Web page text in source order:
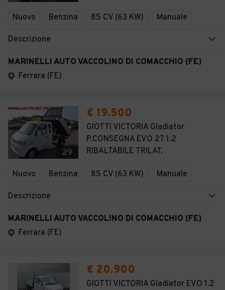
Nuovo Benzina 85 CV (63 KW) Manuale
Descrizione
MARINELLI AUTO VACCOLINO DI COMACCHIO (FE)
Ferrara (FE)
29
€ 19.500
GIOTTI VICTORIA Gladiator
P.CONSEGNA EVO 27 1.2
RIBALTABILE TRILAT.
Nuovo Benzina 85 CV (63 KW) Manuale
Descrizione
MARINELLI AUTO VACCOLINO DI COMACCHIO (FE)
Ferrara (FE)
€ 20.900
GIOTTI VICTORIA Gladiator EVO 1.2